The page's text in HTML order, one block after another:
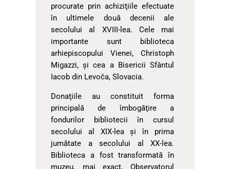
procurate prin achiziţiile efectuate
în ultimele două decenii ale
secolului al XVIII-lea. Cele mai
importante sunt biblioteca
arhiepiscopului Vienei, Christoph
Migazzi, şi cea a Bisericii Sfântul
Iacob din Levoča, Slovacia.
Donaţiile au constituit forma
principală de îmbogăţire a
fondurilor bibliotecii în cursul
secolului al XIX-lea şi în prima
jumătate a secolului al XX-lea.
Biblioteca a fost transformată în
muzeu, mai exact, Observatorul